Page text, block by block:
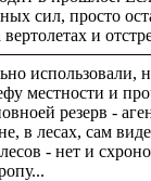
сил, просто
и
использовали,
местности и
резерв -
в лесах, сам
- нет и